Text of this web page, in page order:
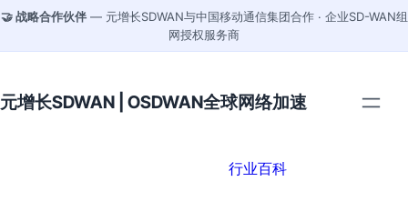
🤝 战略合作伙伴— 元增长SDWAN与中国移动通信集团合作 · 企业SD-WAN组
网授权服务商
元增长SDWAN | OSDWAN全球网络加速
行业百科